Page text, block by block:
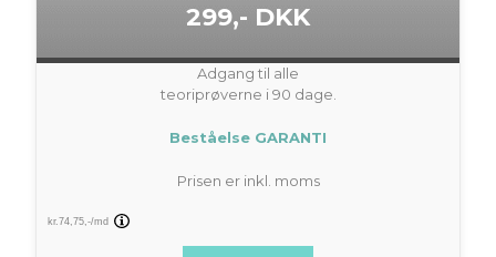
299,- DKK
Adgang til alle
teoriprøverne i 90 dage.
Beståelse GARANTI
Prisen er inkl. moms